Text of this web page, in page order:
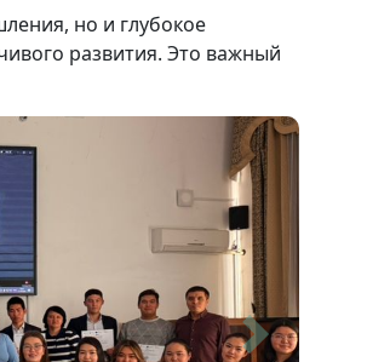
но и глубокое
развития. Это важный
Next